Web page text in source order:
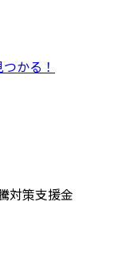
かる！
対策支援金